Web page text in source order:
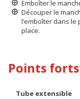
Emboîter le
Découper le
l’emboîter dans
place.
Points forts
Tube extensible